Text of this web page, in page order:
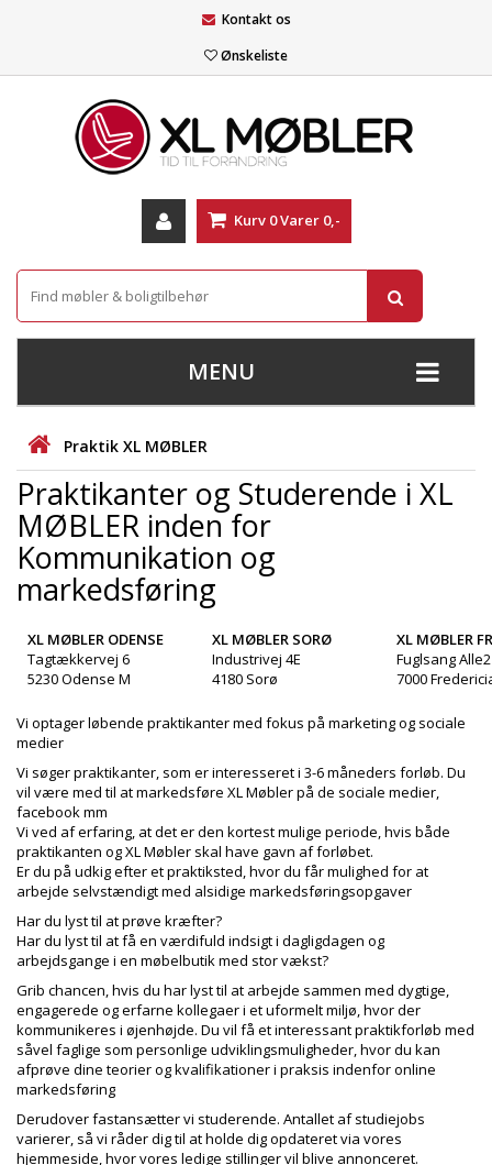
Kontakt os
Ønskeliste
Kurv 0Varer 0,-
MENU
+
STUE
+
SPISESTUE
SOVEVÆRELSE
KONTORMØBLER
+
OPBEVARING
+
TÆPPER
+
LAMPER
+
ENTREMØBLER
HAVEMØBLER
OUTLET
Praktik XL MØBLER
Praktikanter og Studerende i XL
MØBLER inden for
Kommunikation og
markedsføring
XL MØBLER ODENSE
Tagtækkervej 6
5230 Odense M
XL MØBLER SORØ
Industrivej 4E
4180 Sorø
XL MØBLER
Fuglsang Alle2
7000
Vi optager løbende praktikanter med fokus på marketing og sociale
medier
Vi søger praktikanter, som er interesseret i 3-6 måneders forløb. Du
vil være med til at markedsføre XL Møbler på de sociale medier,
facebook mm
Vi ved af erfaring, at det er den kortest mulige periode, hvis både
praktikanten og XL Møbler skal have gavn af forløbet.
Er du på udkig efter et praktiksted, hvor du får mulighed for at
arbejde selvstændigt med alsidige markedsføringsopgaver
Har du lyst til at prøve kræfter?
Har du lyst til at få en værdifuld indsigt i dagligdagen og
arbejdsgange i en møbelbutik med stor vækst?
Grib chancen, hvis du har lyst til at arbejde sammen med dygtige,
engagerede og erfarne kollegaer i et uformelt miljø, hvor der
kommunikeres i øjenhøjde. Du vil få et interessant praktikforløb med
såvel faglige som personlige udviklingsmuligheder, hvor du kan
afprøve dine teorier og kvalifikationer i praksis indenfor online
markedsføring
Derudover fastansætter vi studerende. Antallet af studiejobs
varierer, så vi råder dig til at holde dig opdateret via vores
hjemmeside, hvor vores ledige stillinger vil blive annonceret.